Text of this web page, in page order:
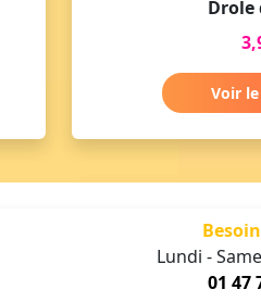
Drole
Voir
Lundi -
01 47